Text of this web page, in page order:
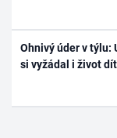
Ohnivý úder v týlu:
si vyžádal i život